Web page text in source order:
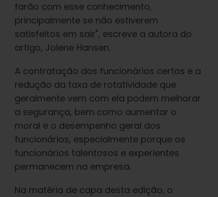
farão com esse conhecimento,
principalmente se não estiverem
satisfeitos em sair", escreve a autora do
artigo, Jolene Hansen.
A contratação dos funcionários certos e a
redução da taxa de rotatividade que
geralmente vem com ela podem melhorar
a segurança, bem como aumentar o
moral e o desempenho geral dos
funcionários, especialmente porque os
funcionários talentosos e experientes
permanecem na empresa.
Na matéria de capa desta edição, o